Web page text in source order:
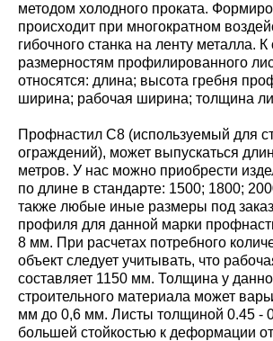
методом холодного проката.
происходит при многократном
гибочного станка на ленту металла.
размерностям профилированного
относятся: длина; высота гребня
ширина; рабочая ширина; толщина
Профнастил С8 (используемый для
ограждений), может выпускаться
метров. У нас можно приобрести
по длине в стандарте: 1500; 1800;
также любые иные размеры под
профиля для данной марки
8 мм. При расчетах потребного
объект следует учитывать, что
составляет 1150 мм. Толщина у
строительного материала может
мм до 0,6 мм. Листы толщиной 0.45 -
большей стойкостью к деформации